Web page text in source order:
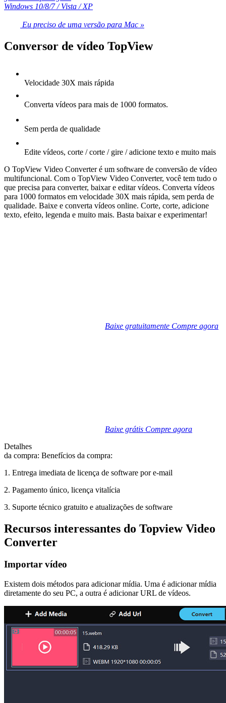
Windows 10/8/7 / Vista / XP
Eu preciso de uma versão para Mac »
Conversor de vídeo TopView
Velocidade 30X mais rápida
Converta vídeos para mais de 1000 formatos.
Sem perda de qualidade
Edite vídeos, corte / corte / gire / adicione texto e muito mais
O TopView Video Converter é um software de conversão de vídeo
multifuncional. Com o TopView Video Converter, você tem tudo o
que precisa para converter, baixar e editar vídeos. Converta vídeos
para 1000 formatos em velocidade 30X mais rápida, sem perda de
qualidade. Baixe e converta vídeos online. Corte, corte, adicione
texto, efeito, legenda e muito mais. Basta baixar e experimentar!
Baixe gratuitamente Compre agora
Baixe grátis Compre agora
Detalhes
da compra: Benefícios da compra:
1. Entrega imediata de licença de software por e-mail
2. Pagamento único, licença vitalícia
3. Suporte técnico gratuito e atualizações de software
Recursos interessantes do Topview Video
Converter
Importar vídeo
Existem dois métodos para adicionar mídia. Uma é adicionar mídia
diretamente do seu PC, a outra é adicionar URL de vídeos.